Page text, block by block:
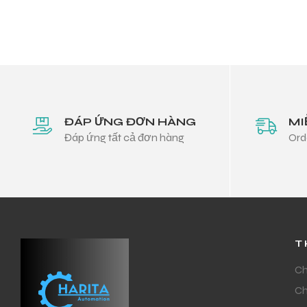
ĐÁP ỨNG ĐƠN HÀNG
Đáp ứng tất cả đơn hàng